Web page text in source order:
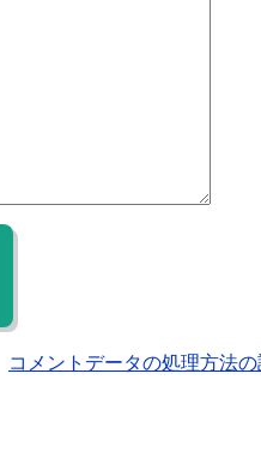
コメントデータの処理方法の